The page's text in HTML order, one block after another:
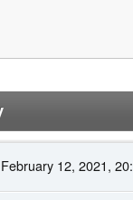
12, 2021,